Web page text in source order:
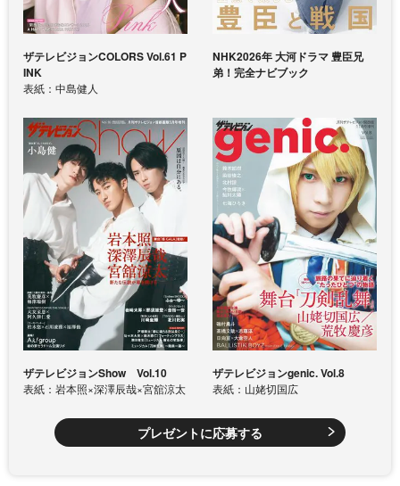
ザテレビジョンCOLORS Vol.61 P
INK
表紙：中島健人
NHK2026年 大河ドラマ 豊臣兄
弟！完全ナビブック
ザテレビジョンShow Vol.10
表紙：岩本照×深澤辰哉×宮舘涼太
ザテレビジョンgenic. Vol.8
表紙：山姥切国広
プレゼントに応募する